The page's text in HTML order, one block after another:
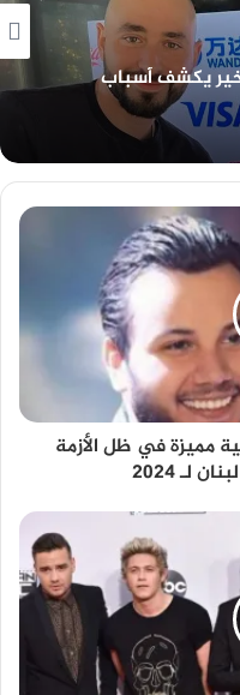
خير يكشف أسباب
مميزة في ظل الأزمة
لـ 2024